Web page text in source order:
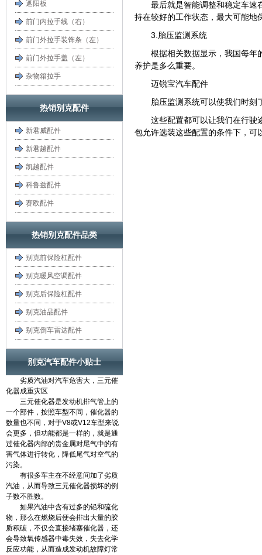
遮阳板
前门内拉手线（右）
前门外拉手装饰条（左）
前门外拉手盖（左）
杂物箱拉手
热销别克配件
新君威配件
新君越配件
凯越配件
科鲁兹配件
赛欧配件
热销别克配件品类
别克前保险杠配件
别克暖风空调配件
别克后保险杠配件
别克油品配件
别克倒车雷达配件
别克汽车配件小贴士
劣质汽油对汽车危害大，三元催
化器成重灾区
三元催化器是发动机排气管上的
一个部件，按照车型不同，催化器的
数量也不同，对于V8或V12车型来说
会更多，但功能都是一样的，就是通
过催化器内部的贵金属对尾气中的有
害气体进行转化，降低尾气对空气的
污染。
有很多车主在不经意间加了劣质
汽油，从而导致三元催化器损坏的例
子数不胜数。
如果汽油中含有过多的铅和硫化
物，那么在燃烧后便会排出大量的胶
质积碳，不仅会直接堵塞催化器，还
会导致氧传感器中毒失效，失去化学
反应功能，从而造成发动机故障灯常
最后就是智能调整和稳定车速
持在较好的工作状态，最大可能地
3.胎压监测系统
根据相关数据显示，我国每年
养护是多么重要。
迈锐宝汽车配件
胎压监测系统可以使我们时刻
这些配置都可以让我们在行驶
包允许选装这些配置的条件下，可